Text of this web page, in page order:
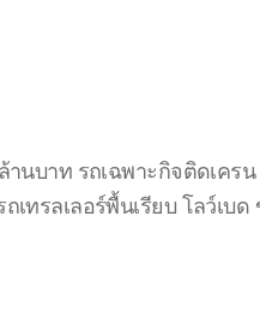
นบาท รถเฉพาะกิจติดเครน
เทรลเลอร์พื้นเรียบ โลว์เบด